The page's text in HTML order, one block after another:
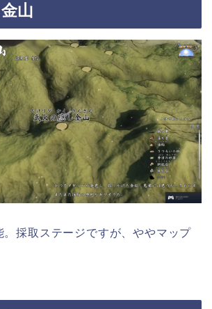
山
。採取ステージですが、ややマップ